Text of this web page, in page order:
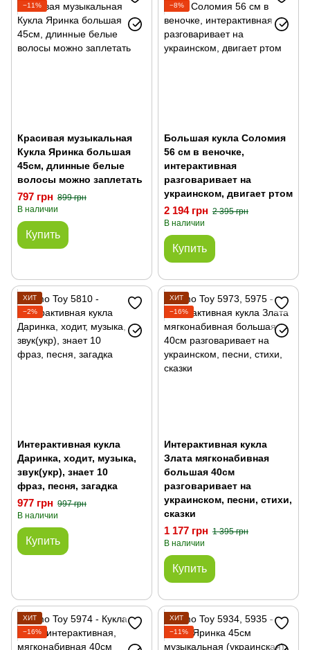
−11%
Красивая музыкальная
Кукла Яринка большая
45см, длинные белые
волосы можно заплетать
797 грн 899 грн
В наличии
Купить
−8%
Большая кукла Соломия
56 см в веночке,
интерактивная
разговаривает на
украинском, двигает ртом
2 194 грн 2 395 грн
В наличии
Купить
ХИТ
−2%
Интерактивная кукла
Даринка, ходит, музыка,
звук(укр), знает 10
фраз, песня, загадка
977 грн 997 грн
В наличии
Купить
ХИТ
−16%
Интерактивная кукла
Злата мягконабивная
большая 40см
разговаривает на
украинском, песни, стихи,
сказки
1 177 грн 1 395 грн
В наличии
Купить
ХИТ
−16%
ХИТ
−11%